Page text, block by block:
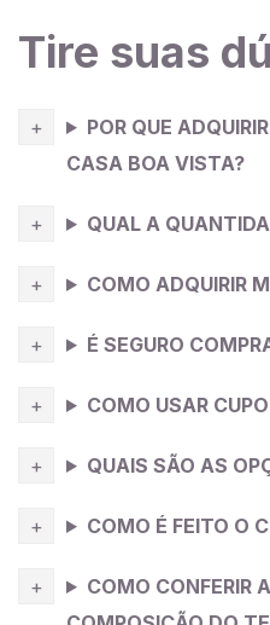
tecido ao selecionar um
conta suas preferências
Tire suas
POR QUE
CASA BOA VISTA?
QUAL A
COMO ADQUIRIR
É SEGURO
COMO USAR
QUAIS SÃO AS
COMO É FEITO O
COMO CONFERIR